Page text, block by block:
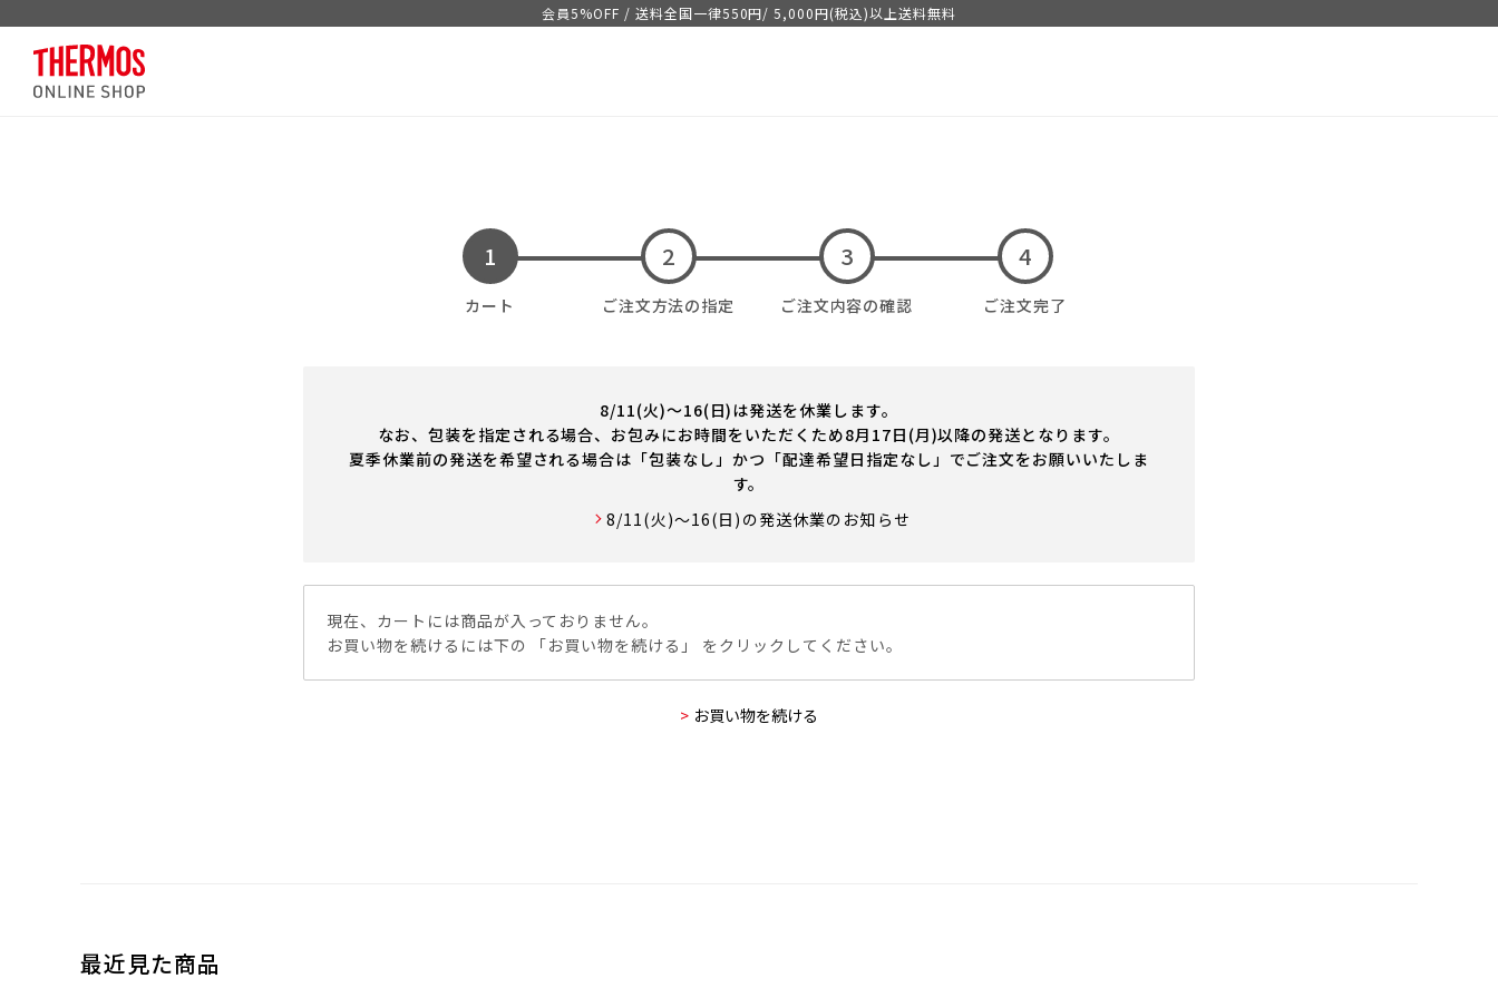
会員5%OFF / 送料全国一律550円/ 5,000円(税込)以上送料無料
カート ご注文方法の指定 ご注文内容の確認 ご注文完了
8/11(火)～16(日)は発送を休業します。
なお、包装を指定される場合、お包みにお時間をいただくため8月17日(月)以降の発送となります。
夏季休業前の発送を希望される場合は「包装なし」かつ「配達希望日指定なし」でご注文をお願いいたしま
す。
8/11(火)～16(日)の発送休業のお知らせ
現在、カートには商品が入っておりません。
お買い物を続けるには下の 「お買い物を続ける」 をクリックしてください。
>
最近見た商品